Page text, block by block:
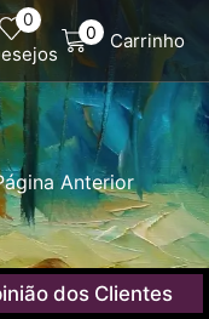
0
0 Carrinho
Anterior
dos Clientes